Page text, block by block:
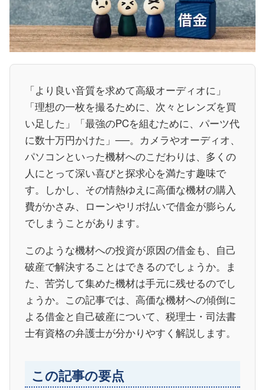
「より良い音質を求めて高級オーディオに」
「理想の一枚を撮るために、次々とレンズを買
い足した」「最強のPCを組むために、パーツ代
に数十万円かけた」──。カメラやオーディオ、
パソコンといった機材へのこだわりは、多くの
人にとって深い喜びと探求心を満たす趣味で
す。しかし、その情熱ゆえに高価な機材の購入
費がかさみ、ローンやリボ払いで借金が膨らん
でしまうことがあります。
このような機材への投資が原因の借金も、自己
破産で解決することはできるのでしょうか。ま
た、苦労して集めた機材は手元に残せるのでし
ょうか。この記事では、高価な機材への傾倒に
よる借金と自己破産について、税理士・司法書
士有資格の弁護士が分かりやすく解説します。
この記事の要点